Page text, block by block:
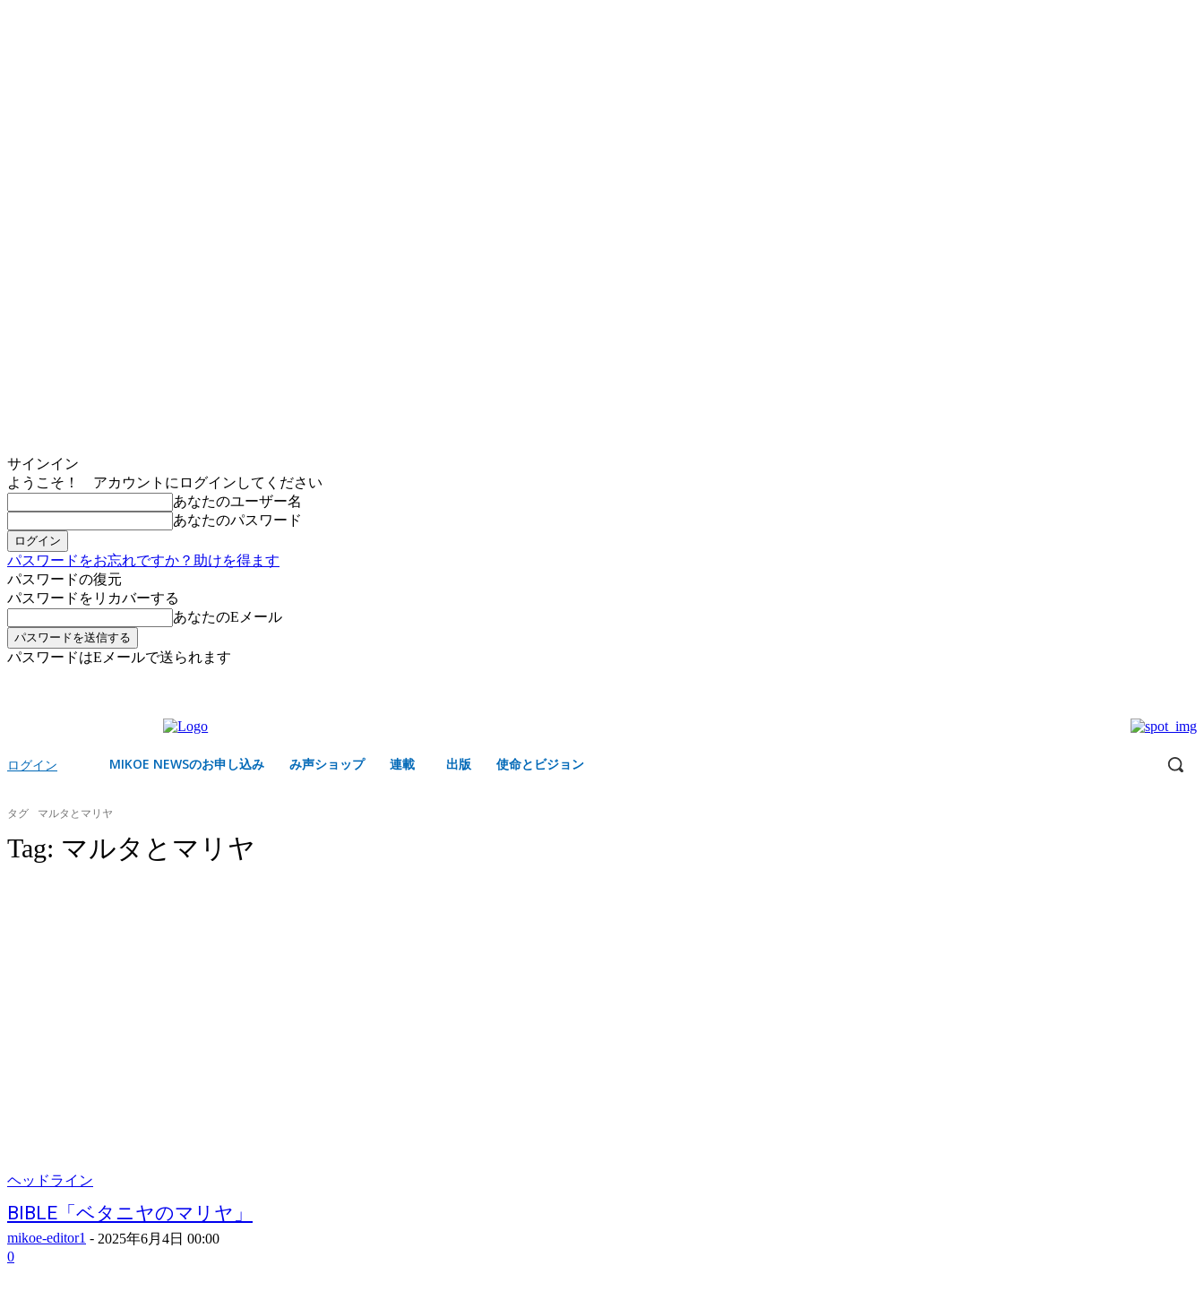
サインイン
ようこそ！ アカウントにログインしてください
あなたのユーザー名
あなたのパスワード
パスワードをお忘れですか？助けを得ます
パスワードの復元
パスワードをリカバーする
あなたのEメール
パスワードはEメールで送られます
ログイン MIKOE NEWSのお申し込み み声ショップ 連載 出版 使命とビジョン
タグ マルタとマリヤ
Tag: マルタとマリヤ
ヘッドライン
BIBLE「ベタニヤのマリヤ」
mikoe-editor1 - 2025年6月4日 00:00
0